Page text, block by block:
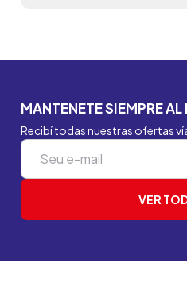
MANTENETE SIEMPRE AL
Recibí todas nuestras ofertas
VER